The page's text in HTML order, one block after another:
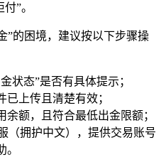
”。
”的困境，建议按以下步骤操
状态”是否有具体提示；
上传且清楚有效；
额，且符合最低出金限额；
（拥护中文），提供交易账号